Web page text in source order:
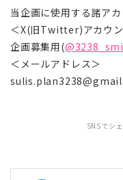
当企画に使用する諸アカ
＜X(旧Twitter)アカウ
企画募集用(
＜メールアドレス＞
SNSでシ